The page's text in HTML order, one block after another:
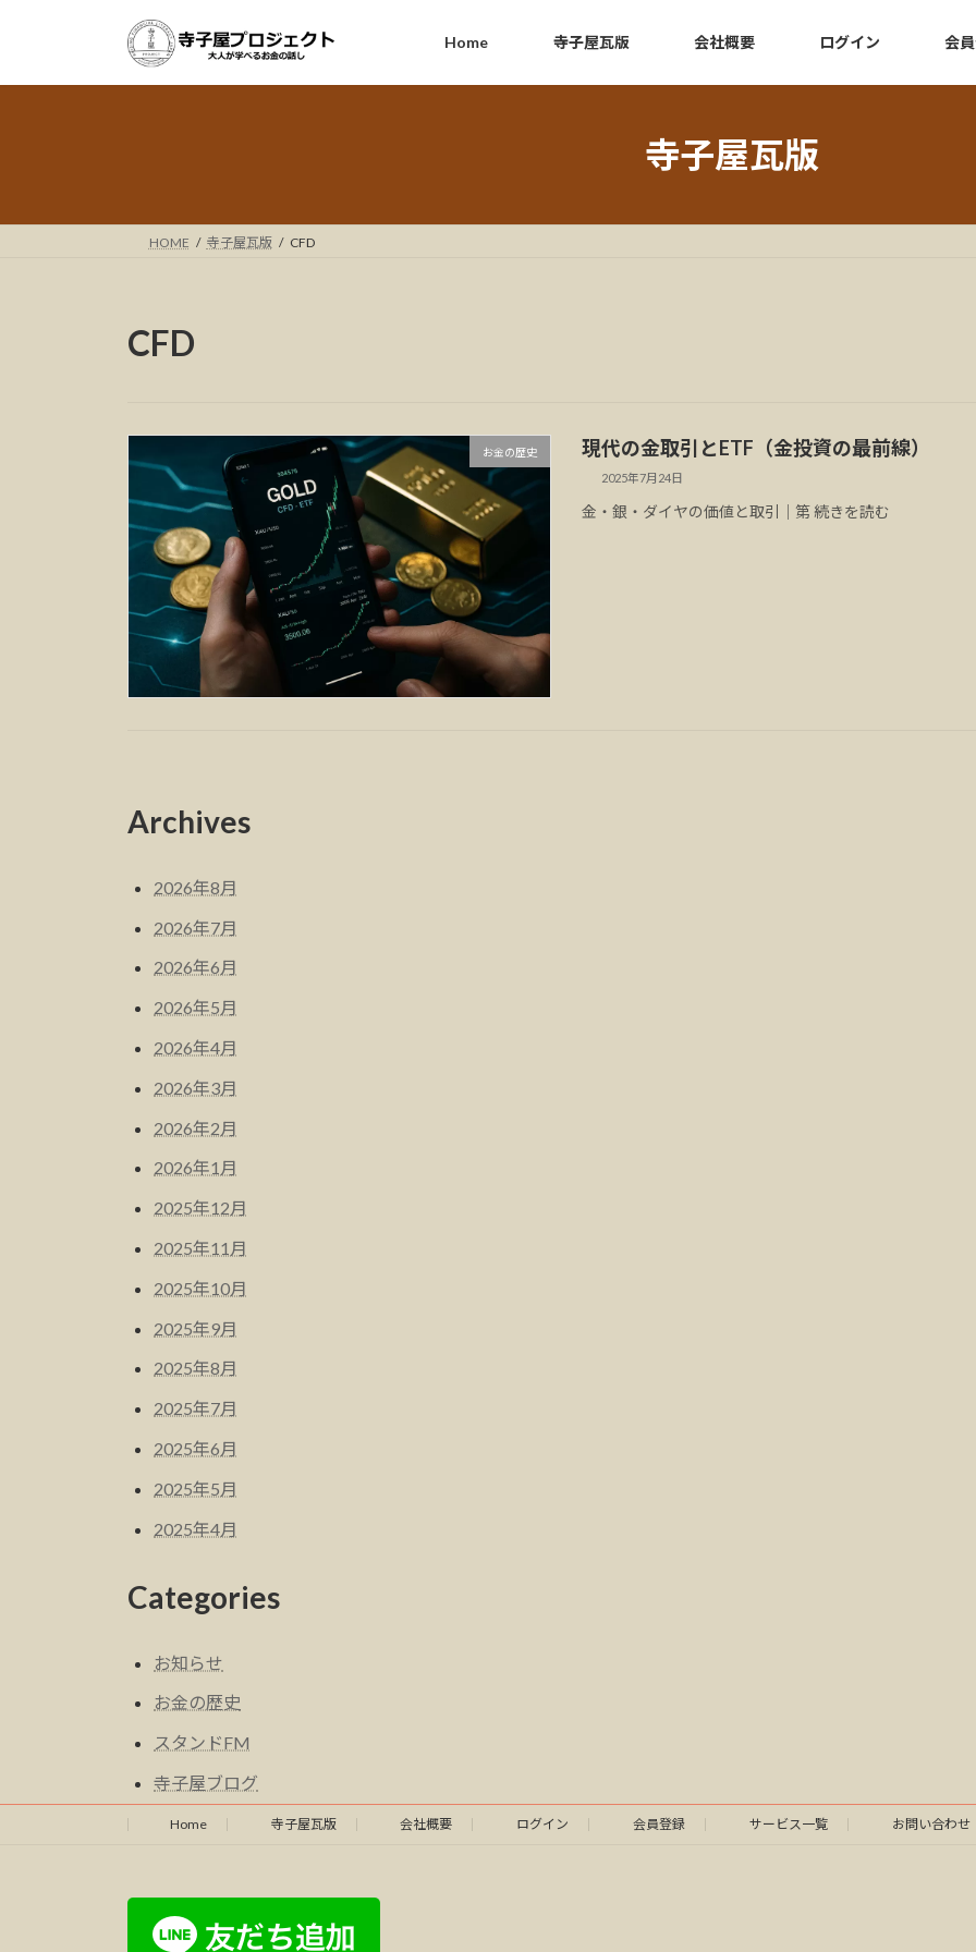
ン
ッ
ー
移
Home 寺子屋瓦版 会社概要 ログイン 会
寺子屋瓦版
HOME 寺子屋瓦版 CFD
CFD
お金の歴史 現代の金取引とETF（金投資の最前線）
2025年7月24日
金・銀・ダイヤの価値と取引｜第 続きを読む
Archives
2026年8月
2026年7月
2026年6月
2026年5月
2026年4月
2026年3月
2026年2月
2026年1月
2025年12月
2025年11月
2025年10月
2025年9月
2025年8月
2025年7月
2025年6月
2025年5月
2025年4月
Categories
お知らせ
お金の歴史
スタンドFM
寺子屋ブログ
Home 寺子屋瓦版 会社概要 ログイン 会員登録 サービス一覧 お問い合わせ